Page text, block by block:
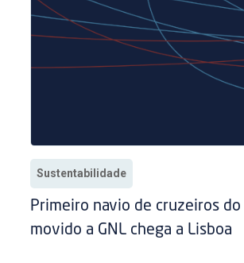
Sustentabilidade
Primeiro navio de cruzeiros
movido a GNL chega a Lisboa